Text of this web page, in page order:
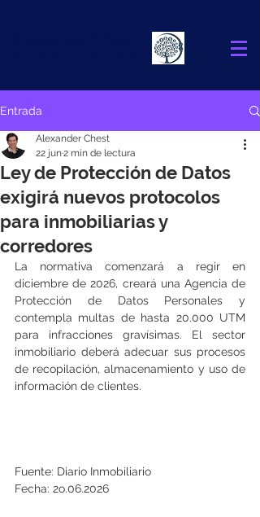
Entrada
Ley de Protección de Datos
exigirá nuevos protocolos
para inmobiliarias y
corredores
Alexander Chest
22 jun2 min de lectura
La normativa comenzará a regir en
diciembre de 2026, creará una Agencia de
Protección de Datos Personales y
contempla multas de hasta 20.000 UTM
para infracciones gravísimas. El sector
inmobiliario deberá adecuar sus procesos
de recopilación, almacenamiento y uso de
información de clientes.
Fuente: Diario Inmobiliario
Fecha: 2o.06.2026